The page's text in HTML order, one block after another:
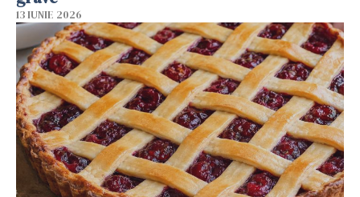
13 IUNIE 2026